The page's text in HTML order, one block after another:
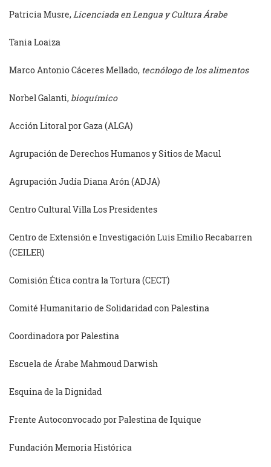
Patricia Musre,Licenciada en Lengua y Cultura Árabe
Tania Loaiza
Marco Antonio Cáceres Mellado, tecnólogo de los alimentos
Norbel Galanti, bioquímico
Acción Litoral por Gaza (ALGA)
Agrupación de Derechos Humanos y Sitios de Macul
Agrupación Judía Diana Arón (ADJA)
Centro Cultural Villa Los Presidentes
Centro de Extensión e Investigación Luis Emilio Recabarren
(CEILER)
Comisión Ética contra la Tortura (CECT)
Comité Humanitario de Solidaridad con Palestina
Coordinadora por Palestina
Escuela de Árabe Mahmoud Darwish
Esquina de la Dignidad
Frente Autoconvocado por Palestina de Iquique
Fundación Memoria Histórica